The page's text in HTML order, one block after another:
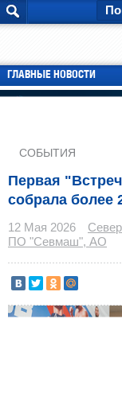
ГЛАВНЫЕ НОВОСТИ
СОБЫТИЯ
Первая
собрала более
12 Мая 2026
ПО "Севмаш", АО